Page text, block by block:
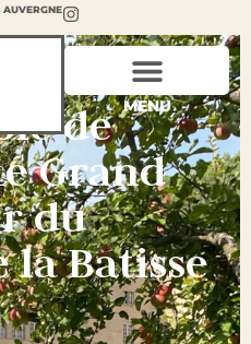
MENU
“Arbre
de
Grand
du
la Batisse